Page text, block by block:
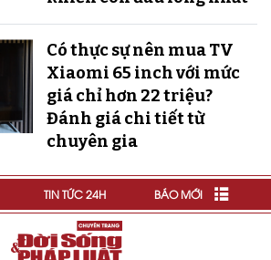
Có thực sự nên mua TV
Xiaomi 65 inch với mức
giá chỉ hơn 22 triệu?
Đánh giá chi tiết từ
chuyên gia
TIN TỨC 24H BÁO MỚI